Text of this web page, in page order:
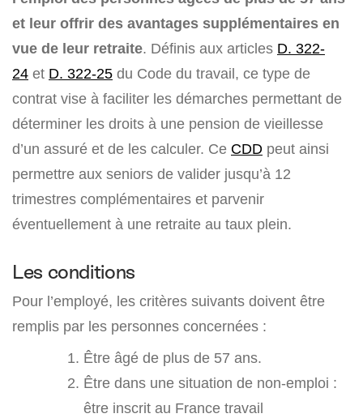
et leur offrir des avantages supplémentaires en
vue de leur retraite. Définis aux articles D. 322-
24 et D. 322-25 du Code du travail, ce type de
contrat vise à faciliter les démarches permettant de
déterminer les droits à une pension de vieillesse
d’un assuré et de les calculer. Ce CDD peut ainsi
permettre aux seniors de valider jusqu’à 12
trimestres complémentaires et parvenir
éventuellement à une retraite au taux plein.
Les conditions
Pour l’employé, les critères suivants doivent être
remplis par les personnes concernées :
Être âgé de plus de 57 ans.
Être dans une situation de non-emploi :
être inscrit au France travail